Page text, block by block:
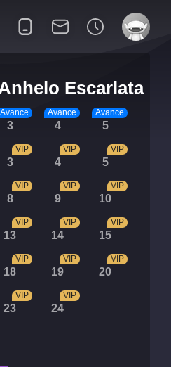
Escarlata
3
Avance
4
Avance
5
Avance
3
VIP
4
VIP
5
VIP
8
VIP
9
VIP
10
VIP
13
VIP
14
VIP
15
VIP
18
VIP
19
VIP
20
VIP
23
VIP
24
VIP